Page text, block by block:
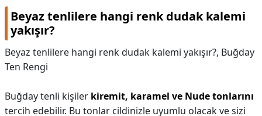
Beyaz tenlilere hangi renk dudak kalemi
yakışır?
Beyaz tenlilere hangi renk dudak kalemi yakışır?, Buğday
Ten Rengi
Buğday tenli kişiler kiremit, karamel ve Nude tonlarını
tercih edebilir. Bu tonlar cildinizle uyumlu olacak ve sizi